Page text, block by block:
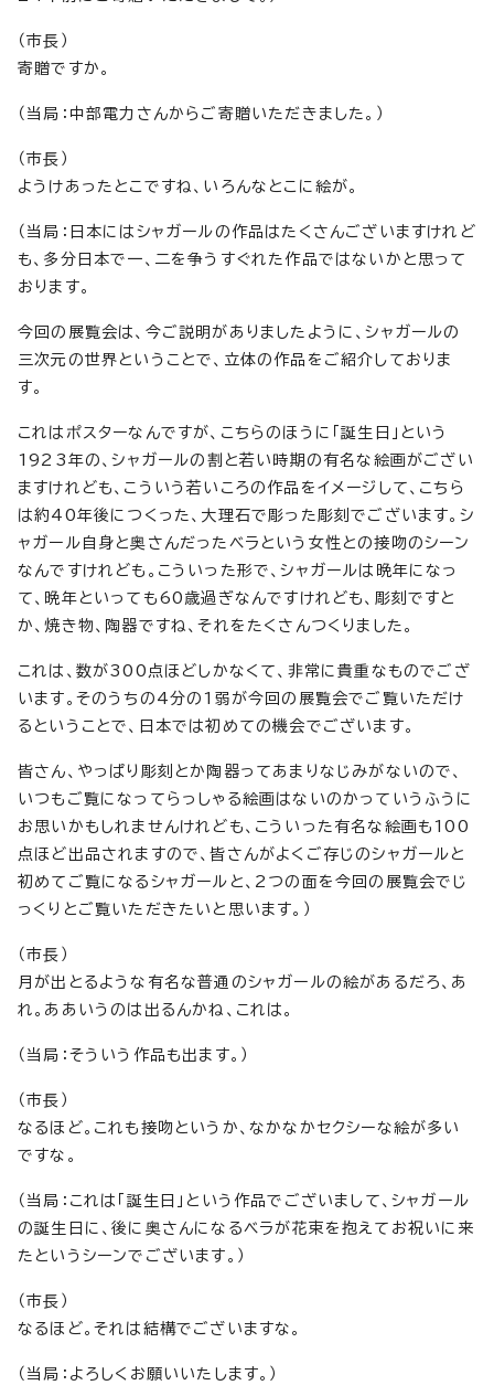
（市長）
寄贈ですか。
（当局：中部電力さんからご寄贈いただきました。）
（市長）
ようけあったとこですね、いろんなとこに絵が。
（当局：日本にはシャガールの作品はたくさんございますけれど
も、多分日本で一、二を争うすぐれた作品ではないかと思って
おります。
今回の展覧会は、今ご説明がありましたように、シャガールの
三次元の世界ということで、立体の作品をご紹介しておりま
す。
これはポスターなんですが、こちらのほうに「誕生日」という
1923年の、シャガールの割と若い時期の有名な絵画がござい
ますけれども、こういう若いころの作品をイメージして、こちら
は約40年後につくった、大理石で彫った彫刻でございます。シ
ャガール自身と奥さんだったベラという女性との接吻のシーン
なんですけれども。こういった形で、シャガールは晩年になっ
て、晩年といっても60歳過ぎなんですけれども、彫刻ですと
か、焼き物、陶器ですね、それをたくさんつくりました。
これは、数が300点ほどしかなくて、非常に貴重なものでござ
います。そのうちの4分の1弱が今回の展覧会でご覧いただけ
るということで、日本では初めての機会でございます。
皆さん、やっぱり彫刻とか陶器ってあまりなじみがないので、
いつもご覧になってらっしゃる絵画はないのかっていうふうに
お思いかもしれませんけれども、こういった有名な絵画も100
点ほど出品されますので、皆さんがよくご存じのシャガールと
初めてご覧になるシャガールと、2つの面を今回の展覧会でじ
っくりとご覧いただきたいと思います。）
（市長）
月が出とるような有名な普通のシャガールの絵があるだろ、あ
れ。ああいうのは出るんかね、これは。
（当局：そういう作品も出ます。）
（市長）
なるほど。これも接吻というか、なかなかセクシーな絵が多い
ですな。
（当局：これは「誕生日」という作品でございまして、シャガール
の誕生日に、後に奥さんになるベラが花束を抱えてお祝いに来
たというシーンでございます。）
（市長）
なるほど。それは結構でございますな。
（当局：よろしくお願いいたします。）